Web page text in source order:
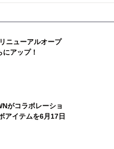
ニューアルオープ
アップ！
がコラボレーショ
アイテムを6月17日